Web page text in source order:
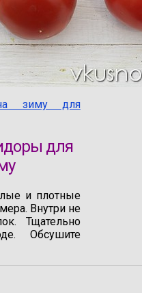
зиму для
для
и плотные
Внутри не
Тщательно
Обсушите